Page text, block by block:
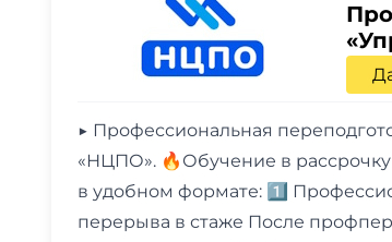
▶️ Профессиональная
«НЦПО». 🔥Обучение в рассрочку
в удобном формате: 1️⃣
перерыва в стаже После